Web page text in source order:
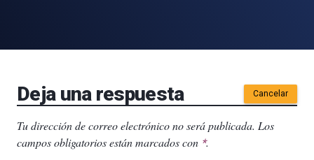
Deja una respuesta Cancelar
Tu dirección de correo electrónico no será publicada. Los
campos obligatorios están marcados con *.